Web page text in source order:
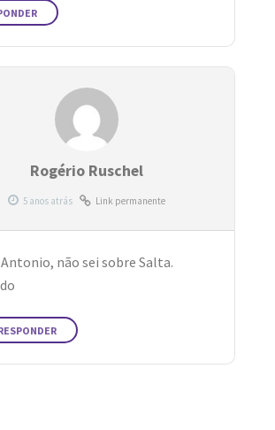
Rogério Ruschel
Link permanente
Antonio, não sei sobre Salta.